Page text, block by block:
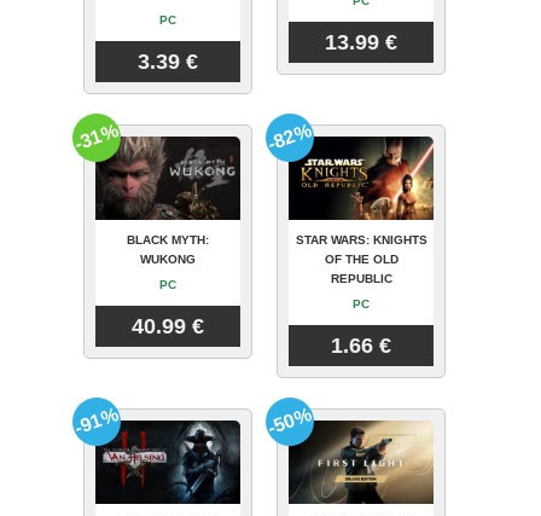
PC
3.39 €
13.99 €
BLACK MYTH:
WUKONG
PC
40.99 €
-31%
STAR WARS: KNIGHTS
OF THE OLD
REPUBLIC
PC
1.66 €
-82%
-91% -50%